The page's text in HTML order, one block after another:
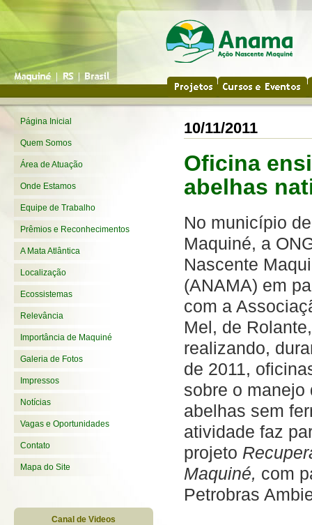
Página Inicial
Quem Somos
Área de Atuação
Onde Estamos
Equipe de Trabalho
Prêmios e Reconhecimentos
A Mata Atlântica
Localização
Ecossistemas
Relevância
Importância de Maquiné
Galeria de Fotos
Impressos
Notícias
Vagas e Oportunidades
Contato
Mapa do Site
Canal de Videos
10/11/2011
Oficina
abelhas
No município de
Maquiné, a
Nascente
(ANAMA) em
com a
Mel, de
realizando,
de 2011,
sobre o manejo
abelhas sem
atividade faz
projeto
Maquiné, com
Petrobras